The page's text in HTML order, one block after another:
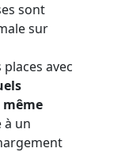
sont
sur
avec
à un